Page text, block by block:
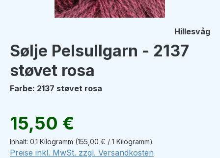
Hillesvåg
Sølje Pelsullgarn - 2137
støvet rosa
Farbe: 2137 støvet rosa
Regulärer Preis:
15,50 €
Inhalt: 0.1 Kilogramm (155,00 € / 1 Kilogramm)
Preise inkl. MwSt. zzgl. Versandkosten